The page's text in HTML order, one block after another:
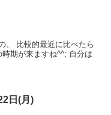
、 比較的最近に比べたら
期が来ますね^^; 自分は
日(月)